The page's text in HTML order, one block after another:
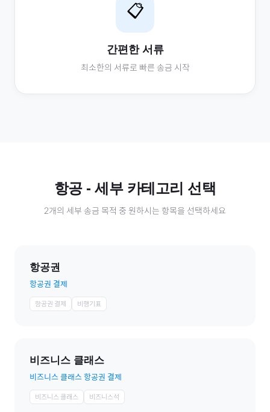
📋
간편한 서류
최소한의 서류로 빠른 송금 시작
항공- 세부 카테고리 선택
2개의 세부 송금 목적 중 원하시는 항목을 선택하세요
항공권
항공권 결제
항공권 결제 비행기표
비즈니스 클래스
비즈니스 클래스 항공권 결제
비즈니스 클래스 비즈니스석